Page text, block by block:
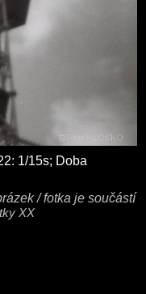
1/15s; Doba
/ fotka je součástí
XX